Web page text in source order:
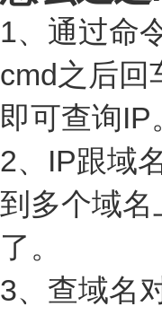
1、通过命
cmd之后回
即可查询IP
2、IP跟域
到多个域
了。
3、查域名